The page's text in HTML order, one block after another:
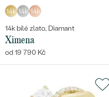
14k 14k 14k
14k bílé zlato, Diamant
Ximena
od 19 790 Kč